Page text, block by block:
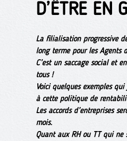
D’ÊTRE EN
La filialisation progressive
long terme pour les Agents
C’est un saccage social et
tous !
Voici quelques exemples
à cette politique de
Les accords d’entreprises
mois.
Quant aux RH ou TT qui ne